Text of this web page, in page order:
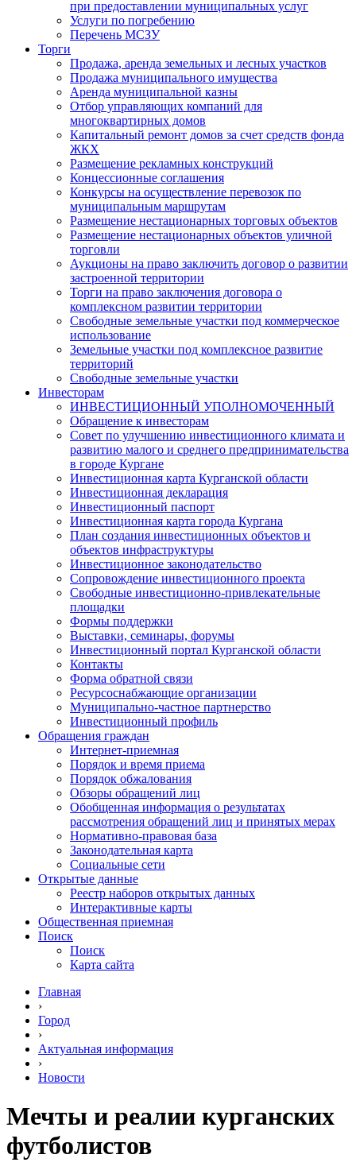
при предоставлении муниципальных услуг
Услуги по погребению
Перечень МСЗУ
Торги
Продажа, аренда земельных и лесных участков
Продажа муниципального имущества
Аренда муниципальной казны
Отбор управляющих компаний для
многоквартирных домов
Капитальный ремонт домов за счет средств фонда
ЖКХ
Размещение рекламных конструкций
Концессионные соглашения
Конкурсы на осуществление перевозок по
муниципальным маршрутам
Размещение нестационарных торговых объектов
Размещение нестационарных объектов уличной
торговли
Аукционы на право заключить договор о развитии
застроенной территории
Торги на право заключения договора о
комплексном развитии территории
Свободные земельные участки под коммерческое
использование
Земельные участки под комплексное развитие
территорий
Свободные земельные участки
Инвесторам
ИНВЕСТИЦИОННЫЙ УПОЛНОМОЧЕННЫЙ
Обращение к инвесторам
Совет по улучшению инвестиционного климата и
развитию малого и среднего предпринимательства
в городе Кургане
Инвестиционная карта Курганской области
Инвестиционная декларация
Инвестиционный паспорт
Инвестиционная карта города Кургана
План создания инвестиционных объектов и
объектов инфраструктуры
Инвестиционное законодательство
Сопровождение инвестиционного проекта
Свободные инвестиционно-привлекательные
площадки
Формы поддержки
Выставки, семинары, форумы
Инвестиционный портал Курганской области
Контакты
Форма обратной связи
Ресурсоснабжающие организации
Муниципально-частное партнерство
Инвестиционный профиль
Обращения граждан
Интернет-приемная
Порядок и время приема
Порядок обжалования
Обзоры обращений лиц
Обобщенная информация о результатах
рассмотрения обращений лиц и принятых мерах
Нормативно-правовая база
Законодательная карта
Социальные сети
Открытые данные
Реестр наборов открытых данных
Интерактивные карты
Общественная приемная
Поиск
Поиск
Карта сайта
Главная
›
Город
›
Актуальная информация
›
Новости
Мечты и реалии курганских
футболистов